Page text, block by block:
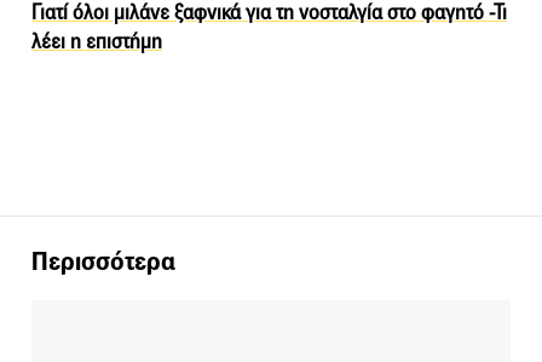
Γιατί όλοι μιλάνε ξαφνικά για τη νοσταλγία στο φαγητό -Τι
λέει η επιστήμη
Περισσότερα